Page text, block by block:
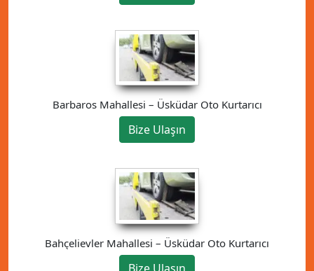
Barbaros Mahallesi – Üsküdar Oto Kurtarıcı
Bize Ulaşın
Bahçelievler Mahallesi – Üsküdar Oto Kurtarıcı